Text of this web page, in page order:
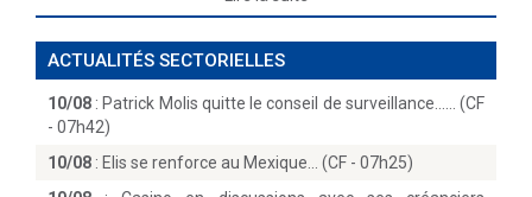
ACTUALITÉS SECTORIELLES
10/08 : Patrick Molis quitte le conseil de surveillance...… (CF
- 07h42)
10/08 : Elis se renforce au Mexique… (CF - 07h25)